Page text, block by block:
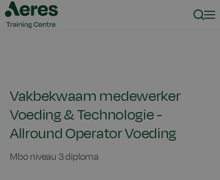
Vakbekwaam medewerker
Voeding & Technologie -
Allround Operator Voeding
Mbo niveau 3 diploma